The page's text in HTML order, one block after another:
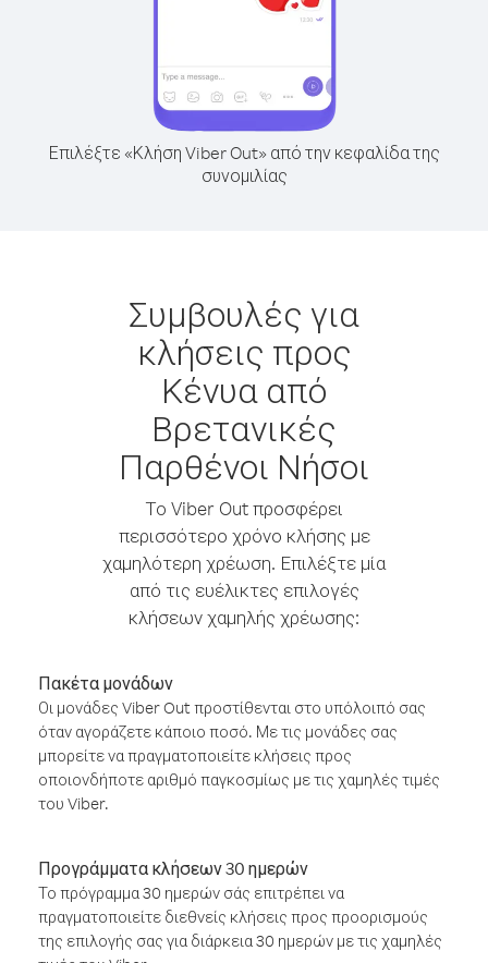
Επιλέξτε «Κλήση Viber Out» από την κεφαλίδα της
συνομιλίας
Συμβουλές για
κλήσεις προς
Κένυα από
Βρετανικές
Παρθένοι Νήσοι
Το Viber Out προσφέρει
περισσότερο χρόνο κλήσης με
χαμηλότερη χρέωση. Επιλέξτε μία
από τις ευέλικτες επιλογές
κλήσεων χαμηλής χρέωσης:
Πακέτα μονάδων
Οι μονάδες Viber Out προστίθενται στο υπόλοιπό σας
όταν αγοράζετε κάποιο ποσό. Με τις μονάδες σας
μπορείτε να πραγματοποιείτε κλήσεις προς
οποιονδήποτε αριθμό παγκοσμίως με τις χαμηλές τιμές
του Viber.
Προγράμματα κλήσεων 30 ημερών
Το πρόγραμμα 30 ημερών σάς επιτρέπει να
πραγματοποιείτε διεθνείς κλήσεις προς προορισμούς
της επιλογής σας για διάρκεια 30 ημερών με τις χαμηλές